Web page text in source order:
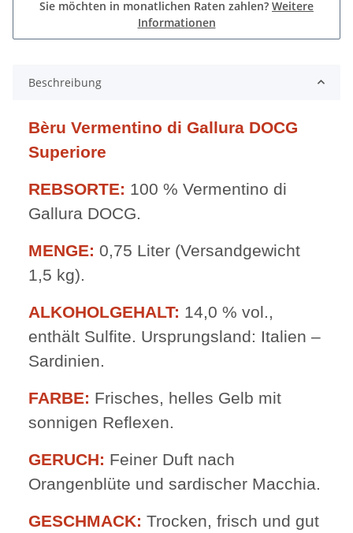
Sie möchten in monatlichen Raten zahlen? Weitere
Informationen
Beschreibung
Bèru Vermentino di Gallura DOCG
Superiore
REBSORTE: 100 % Vermentino di
Gallura DOCG.
MENGE: 0,75 Liter (Versandgewicht
1,5 kg).
ALKOHOLGEHALT: 14,0 % vol.,
enthält Sulfite. Ursprungsland: Italien –
Sardinien.
FARBE: Frisches, helles Gelb mit
sonnigen Reflexen.
GERUCH: Feiner Duft nach
Orangenblüte und sardischer Macchia.
GESCHMACK: Trocken, frisch und gut